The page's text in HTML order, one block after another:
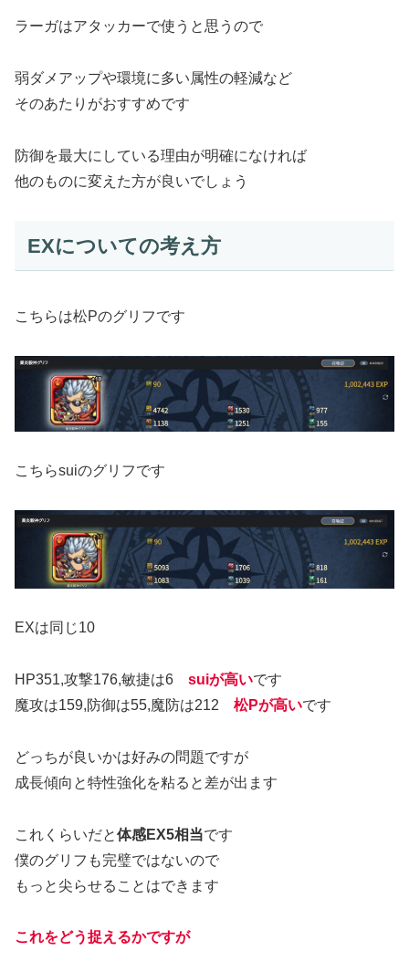
ラーガはアタッカーで使うと思うので
弱ダメアップや環境に多い属性の軽減など
そのあたりがおすすめです
防御を最大にしている理由が明確になければ
他のものに変えた方が良いでしょう
EXについての考え方
こちらは松Pのグリフです
こちらsuiのグリフです
EXは同じ10
HP351,攻撃176,敏捷は6 suiが高いです
魔攻は159,防御は55,魔防は212 松Pが高いです
どっちが良いかは好みの問題ですが
成長傾向と特性強化を粘ると差が出ます
これくらいだと体感EX5相当です
僕のグリフも完璧ではないので
もっと尖らせることはできます
これをどう捉えるかですが